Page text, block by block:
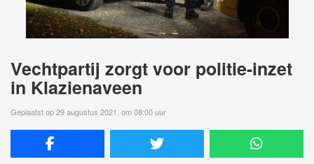
Vechtpartij zorgt voor politie-inzet
in Klazienaveen
Geplaatst op 29 augustus 2021, om 08:00 uur